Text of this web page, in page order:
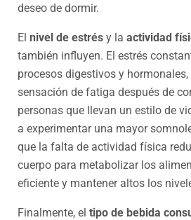
deseo de dormir.
El nivel de estrés y la actividad
también influyen. El estrés
procesos digestivos y
sensación de fatiga después de
personas que llevan un estilo de
a experimentar una mayor
que la falta de actividad física
cuerpo para metabolizar los
eficiente y mantener altos los
Finalmente, el tipo de bebida